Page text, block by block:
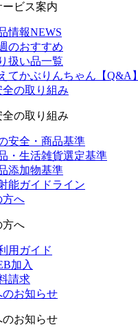
ビス案内
情報NEWS
のおすすめ
扱い品一覧
てかぶりんちゃん【Q&A】
の取り組み
の取り組み
安全・商品基準
・生活雑貨選定基準
添加物基準
能ガイドライン
方へ
方へ
用ガイド
加入
請求
のお知らせ
のお知らせ